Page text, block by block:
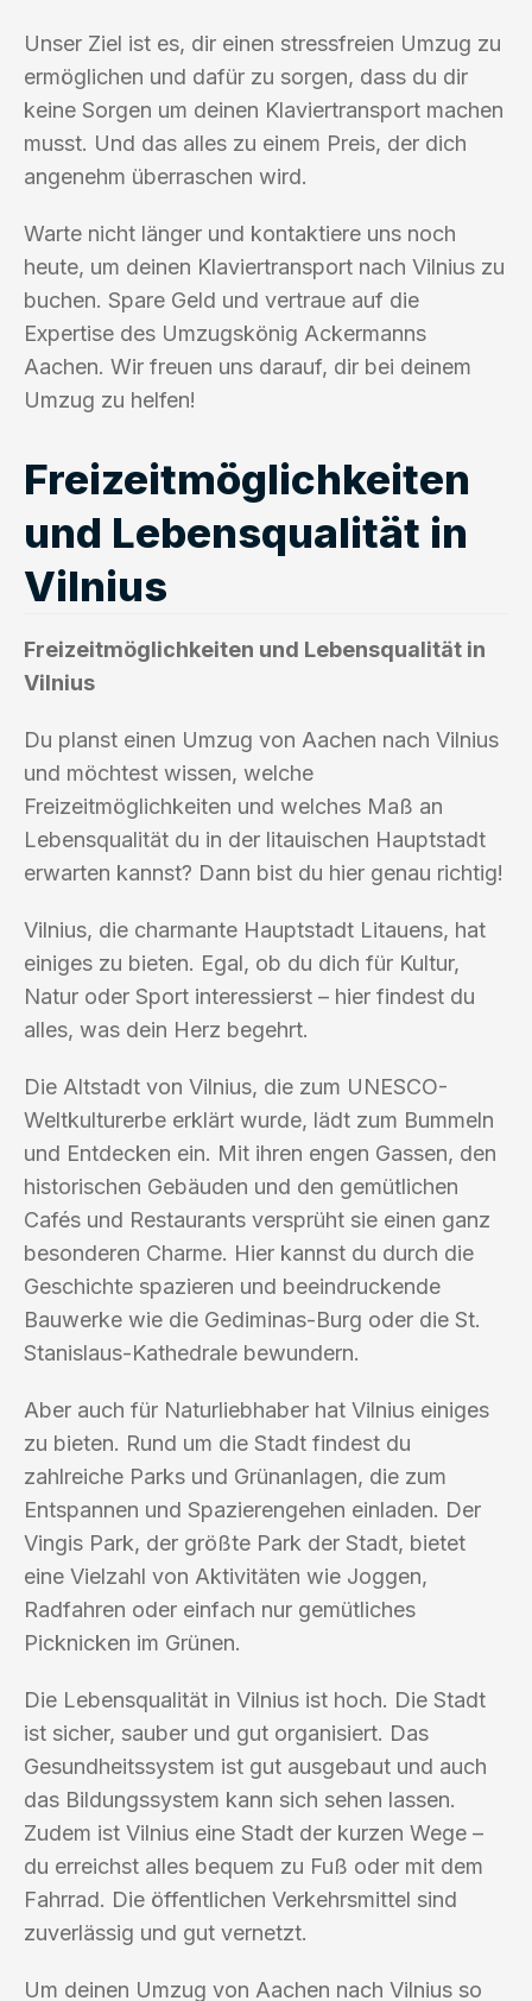
Unser Ziel ist es, dir einen stressfreien Umzug zu
ermöglichen und dafür zu sorgen, dass du dir
keine Sorgen um deinen Klaviertransport machen
musst. Und das alles zu einem Preis, der dich
angenehm überraschen wird.
Warte nicht länger und kontaktiere uns noch
heute, um deinen Klaviertransport nach Vilnius zu
buchen. Spare Geld und vertraue auf die
Expertise des Umzugskönig Ackermanns
Aachen. Wir freuen uns darauf, dir bei deinem
Umzug zu helfen!
Freizeitmöglichkeiten
und Lebensqualität in
Vilnius
Freizeitmöglichkeiten und Lebensqualität in
Vilnius
Du planst einen Umzug von Aachen nach Vilnius
und möchtest wissen, welche
Freizeitmöglichkeiten und welches Maß an
Lebensqualität du in der litauischen Hauptstadt
erwarten kannst? Dann bist du hier genau richtig!
Vilnius, die charmante Hauptstadt Litauens, hat
einiges zu bieten. Egal, ob du dich für Kultur,
Natur oder Sport interessierst – hier findest du
alles, was dein Herz begehrt.
Die Altstadt von Vilnius, die zum UNESCO-
Weltkulturerbe erklärt wurde, lädt zum Bummeln
und Entdecken ein. Mit ihren engen Gassen, den
historischen Gebäuden und den gemütlichen
Cafés und Restaurants versprüht sie einen ganz
besonderen Charme. Hier kannst du durch die
Geschichte spazieren und beeindruckende
Bauwerke wie die Gediminas-Burg oder die St.
Stanislaus-Kathedrale bewundern.
Aber auch für Naturliebhaber hat Vilnius einiges
zu bieten. Rund um die Stadt findest du
zahlreiche Parks und Grünanlagen, die zum
Entspannen und Spazierengehen einladen. Der
Vingis Park, der größte Park der Stadt, bietet
eine Vielzahl von Aktivitäten wie Joggen,
Radfahren oder einfach nur gemütliches
Picknicken im Grünen.
Die Lebensqualität in Vilnius ist hoch. Die Stadt
ist sicher, sauber und gut organisiert. Das
Gesundheitssystem ist gut ausgebaut und auch
das Bildungssystem kann sich sehen lassen.
Zudem ist Vilnius eine Stadt der kurzen Wege –
du erreichst alles bequem zu Fuß oder mit dem
Fahrrad. Die öffentlichen Verkehrsmittel sind
zuverlässig und gut vernetzt.
Um deinen Umzug von Aachen nach Vilnius so